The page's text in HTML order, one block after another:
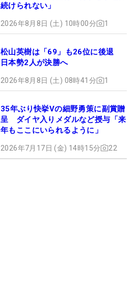
続けられない」
2026年8月8日 (土) 10時00分 1
松山英樹は「69」も26位に後退
日本勢2人が決勝へ
2026年8月8日 (土) 08時41分 1
35年ぶり快挙Vの細野勇策に副賞贈
呈 ダイヤ入りメダルなど授与「来
年もここにいられるように」
2026年7月17日 (金) 14時15分 22